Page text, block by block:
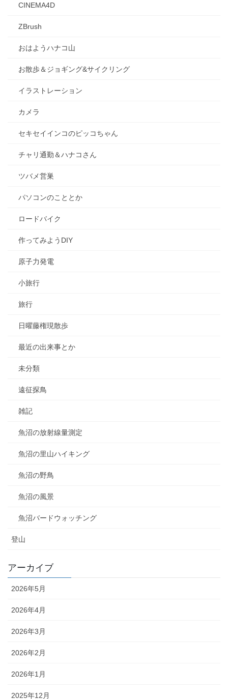
CINEMA4D
ZBrush
おはようハナコ山
お散歩＆ジョギング&サイクリング
イラストレーション
カメラ
セキセイインコのピッコちゃん
チャリ通勤＆ハナコさん
ツバメ営巣
パソコンのこととか
ロードバイク
作ってみようDIY
原子力発電
小旅行
旅行
日曜藤権現散歩
最近の出来事とか
未分類
遠征探鳥
雑記
魚沼の放射線量測定
魚沼の里山ハイキング
魚沼の野鳥
魚沼の風景
魚沼バードウォッチング
登山
アーカイブ
2026年5月
2026年4月
2026年3月
2026年2月
2026年1月
2025年12月